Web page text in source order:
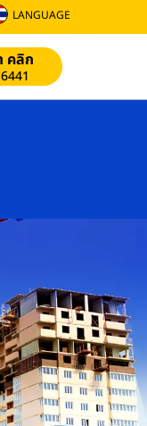
LANGUAGE
คลิก